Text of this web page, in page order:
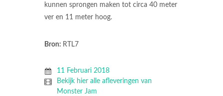
kunnen sprongen maken tot circa 40 meter
ver en 11 meter hoog.
Bron: RTL7
11 Februari 2018
Bekijk hier alle afleveringen van
Monster Jam